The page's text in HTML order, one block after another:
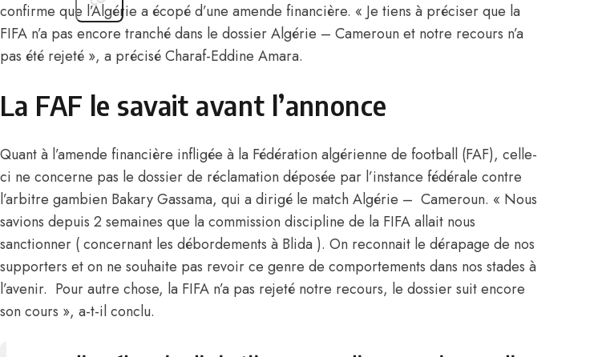
confirme que l’Algérie a écopé d’une amende financière. « Je tiens à préciser que la
FIFA n’a pas encore tranché dans le dossier Algérie – Cameroun et notre recours n’a
pas été rejeté », a précisé Charaf-Eddine Amara.
La FAF le savait avant l’annonce
Quant à l’amende financière infligée à la Fédération algérienne de football (FAF), celle-
ci ne concerne pas le dossier de réclamation déposée par l’instance fédérale contre
l’arbitre gambien Bakary Gassama, qui a dirigé le match Algérie – Cameroun. « Nous
savions depuis 2 semaines que la commission discipline de la FIFA allait nous
sanctionner ( concernant les débordements à Blida ). On reconnait le dérapage de nos
supporters et on ne souhaite pas revoir ce genre de comportements dans nos stades à
l’avenir. Pour autre chose, la FIFA n’a pas rejeté notre recours, le dossier suit encore
son cours », a-t-il conclu.